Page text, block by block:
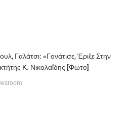
Γαλάτσι: «Γονάτισε, Έριξε Στην
Κ. Νικολαΐδης [φωτο]